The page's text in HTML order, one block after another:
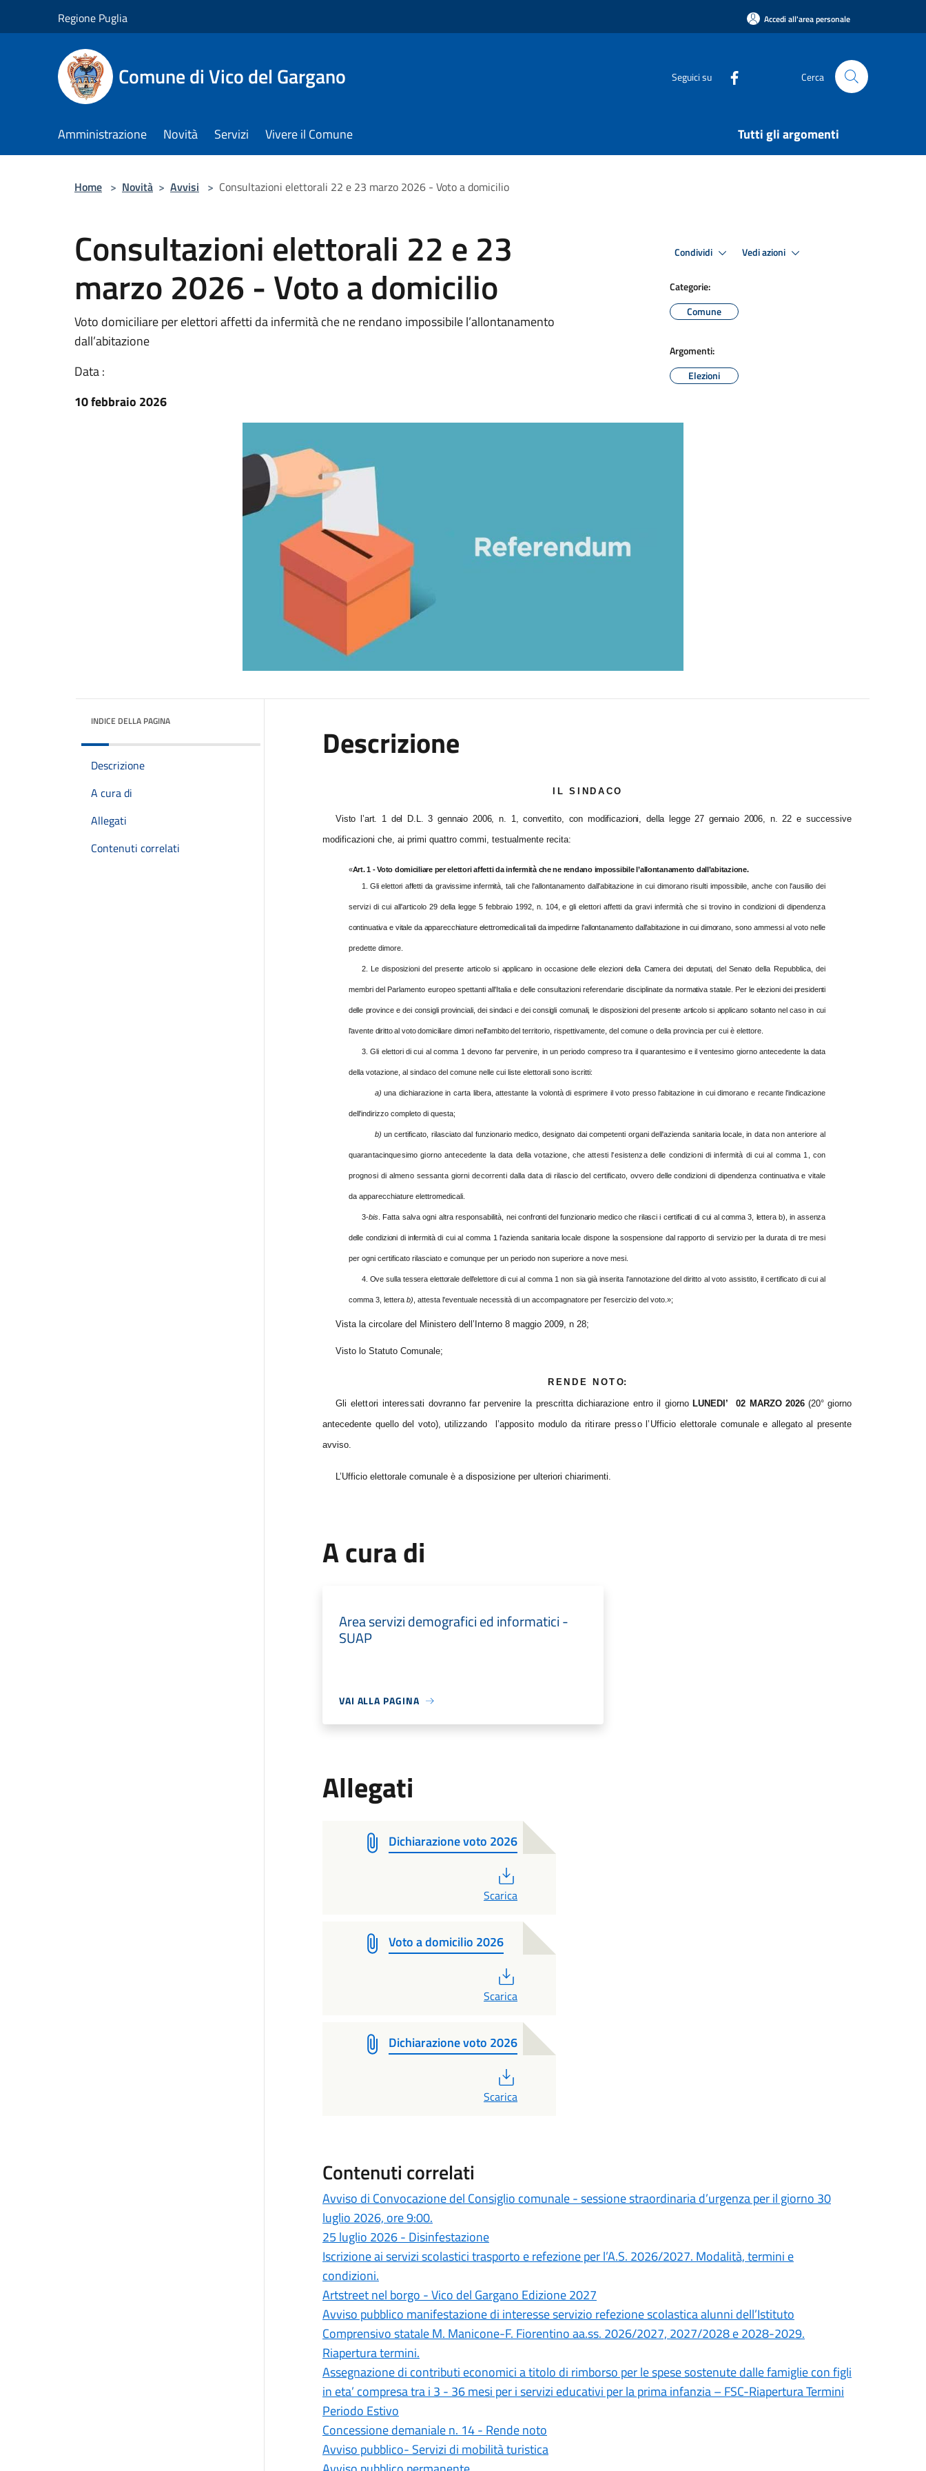
Regione Puglia Accedi all'area personale
Comune di Vico del Gargano Seguici su Cerca
Amministrazione Novità Servizi Vivere il Comune Tutti gli argomenti
Home > Novità > Avvisi > Consultazioni elettorali 22 e 23 marzo 2026 - Voto a domicilio
Consultazioni elettorali 22 e 23
marzo 2026 - Voto a domicilio
Voto domiciliare per elettori affetti da infermità che ne rendano impossibile l’allontanamento
dall’abitazione
Data :
10 febbraio 2026
Condividi Vedi azioni
Categorie:
Comune
Argomenti:
Elezioni
INDICE DELLA PAGINA
Descrizione
A cura di
Allegati
Contenuti correlati
Descrizione
IL SINDACO
Visto l’art. 1 del D.L. 3 gennaio 2006, n. 1, convertito, con modificazioni, della legge 27 gennaio 2006, n. 22 e successive
modificazioni che, ai primi quattro commi, testualmente recita:
«Art. 1 - Voto domiciliare per elettori affetti da infermità che ne rendano impossibile l’allontanamento dall’abitazione.
1.
Gli elettori affetti da gravissime infermità , tali che l'allontanamento dall'abitazione in cui dimorano risulti impossibile, anche con l'ausilio dei
servizi di cui all'articolo 29 della legge 5 febbraio 1992, n. 104, e gli elettori affetti da gravi infermità che si trovino in condizioni di dipendenza
continuativa e vitale da apparecchiature elettromedicali tali da impedirne l'allontanamento dall'abitazione in cui dimorano, sono ammessi al voto nelle
predette dimore.
2. Le disposizioni del presente articolo si applicano in occasione delle elezioni della Camera dei deputati, del Senato della Repubblica, dei
membri del Parlamento europeo spettanti all'Italia e delle consultazioni referendarie disciplinate danormativa statale. Per le elezioni dei presidenti
delle province e dei consigli provinciali, dei sindaci e dei consigli comunali,le disposizioni del presente articolo si applicano soltanto nel caso in cui
l'avente diritto al voto domiciliare dimori nell'ambitodel territorio, rispettivamente, del comune o della provincia per cui è elettore.
3. Gli elettori di cui al comma 1 devono far pervenire, in un periodo compreso tra il quarantesimo e il ventesimo giorno antecedente la data
della votazione, al sindaco del comune nelle cui liste elettorali sono iscritti:
a)una dichiarazione in carta libera, attestante la volontà di esprimere il voto presso l'abitazione in cui dimorano e recante l'indicazione
dell'indirizzo completo di questa;
b) un certificato, rilasciato dal funzionario medico, designato dai competenti organi dell'azienda sanitaria locale,in data non anteriore al
quarantacinquesimo giorno antecedente la data della votazione, che attesti l'esistenza delle condizioni di infermità di cui al comma 1, con
prognosi di almeno sessanta giorni decorrenti dalla data di rilascio del certificato, ovvero delle condizioni di dipendenza continuativa e vitale
da apparecchiature elettromedicali.
3-bis. Fatta salva ogni altra responsabilità, neiconfronti del funzionario medico che rilasci i certificati di cui al comma 3, lettera b), in assenza
delle condizioni di infermitàdi cui al comma 1 l'azienda sanitaria locale dispone la sospensione dal rapporto di servizio per la durata di tre mesi
per ogni certificato rilasciato e comunque per un periodo non superiore a nove mesi.
4. Ove sulla tessera elettorale dell'elettoredi cui al comma 1 non sia già inserita l'annotazione del diritto al voto assistito, il certificato di cui al
comma 3, lettera b) , attesta l'eventuale necessità di un accompagnatore per l'esercizio del voto.»;
Vista la circolare del Ministero dell’Interno 8 maggio 2009, n 28;
Visto lo Statuto Comunale;
RENDE NOT O:
Gli elettori interessati dovranno far pervenire la prescritta dichiarazione entro il giorno LUNEDI’ 02 MARZO 2026 (20° giorno
antecedente quello del voto), utilizzando
l’apposito modulo da ritirare presso l’Ufficio elettorale comunale e allegato al presente
avviso.
L’Ufficio elettorale comunale è a disposizione per ulteriori chiarimenti.
A cura di
Area servizi demografici ed informatici -
SUAP
VAI ALLA PAGINA
Allegati
Dichiarazione voto 2026
Scarica
Voto a domicilio 2026
Scarica
Dichiarazione voto 2026
Scarica
Contenuti correlati
Avviso di Convocazione del Consiglio comunale - sessione straordinaria d’urgenza per il giorno 30
luglio 2026, ore 9:00.
25 luglio 2026 - Disinfestazione
Iscrizione ai servizi scolastici trasporto e refezione per l’A.S. 2026/2027. Modalità, termini e
condizioni.
Artstreet nel borgo - Vico del Gargano Edizione 2027
Avviso pubblico manifestazione di interesse servizio refezione scolastica alunni dell’Istituto
Comprensivo statale M. Manicone-F. Fiorentino aa.ss. 2026/2027, 2027/2028 e 2028-2029.
Riapertura termini.
Assegnazione di contributi economici a titolo di rimborso per le spese sostenute dalle famiglie con figli
in eta’ compresa tra i 3 - 36 mesi per i servizi educativi per la prima infanzia – FSC-Riapertura Termini
Periodo Estivo
Concessione demaniale n. 14 - Rende noto
Avviso pubblico- Servizi di mobilità turistica